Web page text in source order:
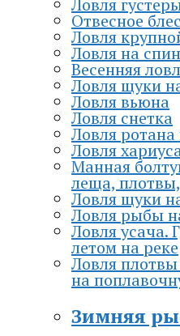
Ловля
Отвесное
Ловля
Ловля на
Весенняя
Ловля щуки
Ловля вьюна
Ловля снетка
Ловля
Ловля
Манная
леща,
Ловля щуки
Ловля рыбы
Ловля усача.
летом на реке
Ловля
на
Зимняя